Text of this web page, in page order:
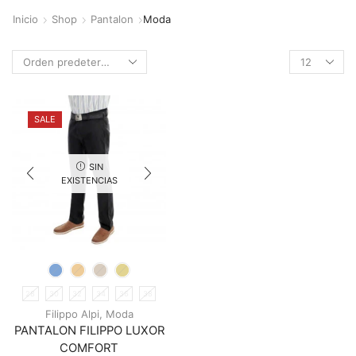
Inicio Shop Pantalon
Moda
per
page
SALE
SIN
EXISTENCIAS
28 30 32 34 36 38
Filippo Alpi Moda
PANTALON FILIPPO LUXOR
COMFORT